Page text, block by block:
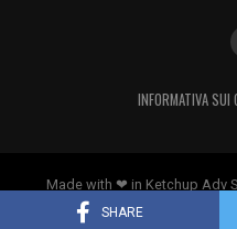
SHARE
INFORMATIVA SUI
Made with ❤ in Ketchup Adv
Borromeo